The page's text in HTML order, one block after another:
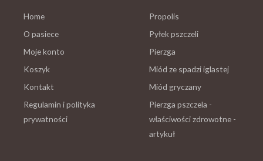
Home
O pasiece
Moje konto
Koszyk
Kontakt
Regulamin i polityka
prywatności
Propolis
Pyłek pszczeli
Pierzga
Miód ze spadzi iglastej
Miód gryczany
Pierzga pszczela -
właściwości zdrowotne -
artykuł